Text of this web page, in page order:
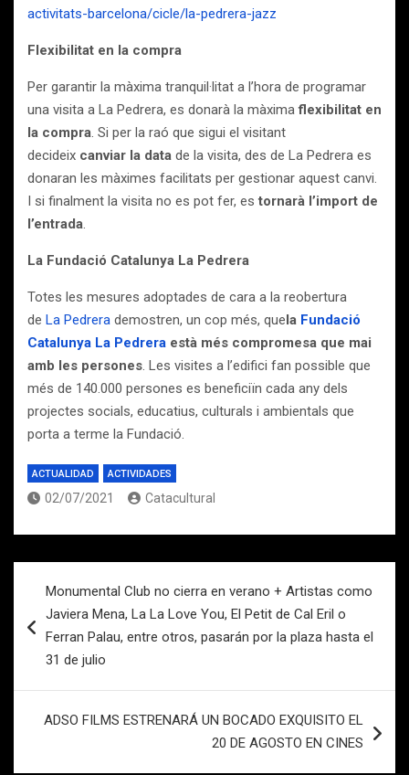
activitats-barcelona/cicle/la-pedrera-jazz
Flexibilitat en la compra
Per garantir la màxima tranquil·litat a l’hora de programar
una visita a La Pedrera, es donarà la màximaflexibilitat en
la compra. Si per la raó que sigui el visitant
decideix canviar la data de la visita, des de La Pedrera es
donaran les màximes facilitats per gestionar aquest canvi.
I si finalment la visita no es pot fer, estornarà l’import de
l’entrada.
La Fundació Catalunya La Pedrera
Totes les mesures adoptades de cara a la reobertura
de La Pedrera demostren, un cop més, quela Fundació
Catalunya La Pedrera està més compromesa que mai
amb les persones. Les visites a l’edifici fan possible que
més de 140.000 persones es beneficiïn cada any dels
projectes socials, educatius, culturals i ambientals que
porta a terme la Fundació.
ACTUALIDAD ACTIVIDADES
02/07/2021 Catacultural
entradas
Monumental Club no cierra en verano + Artistas como
Javiera Mena, La La Love You, El Petit de Cal Eril o
Ferran Palau, entre otros, pasarán por la plaza hasta el
31 de julio
ADSO FILMS ESTRENARÁ UN BOCADO EXQUISITO EL
20 DE AGOSTO EN CINES